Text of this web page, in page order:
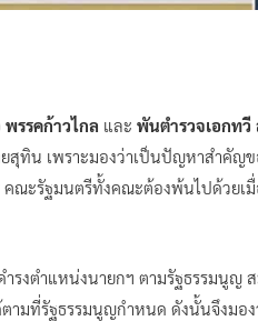
รรคก้าวไกล และ พันตำรวจเอกทวี
สุทิน เพราะมองว่าเป็นปัญหาสำคัญข
คณะรัฐมนตรีทั้งคณะต้องพ้นไปด้วยเ
รงตำแหน่งนายกฯ​ ตามรัฐธรรมนูญ ส
มที่รัฐธรรมนูญกำหนด ดังนั้นจึงมอง